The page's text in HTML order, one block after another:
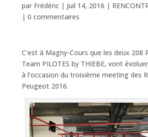
par Frédéric| Juil 14, 2016 |
| 0 commentaires
C’est à Magny-Cours que les deux 208
Team PILOTES by THIEBE, vont
à l’occasion du troisième meeting des
Peugeot 2016.